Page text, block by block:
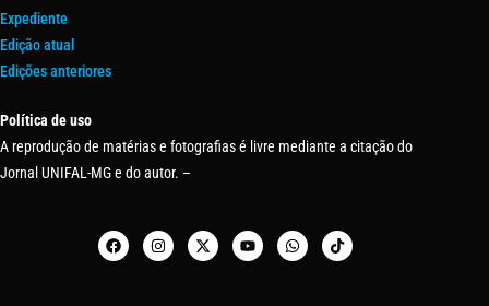
Expediente
Edição atual
Edições anteriores
Política de uso
A reprodução de matérias e fotografias é livre mediante a citação do
Jornal UNIFAL-MG e do autor. –